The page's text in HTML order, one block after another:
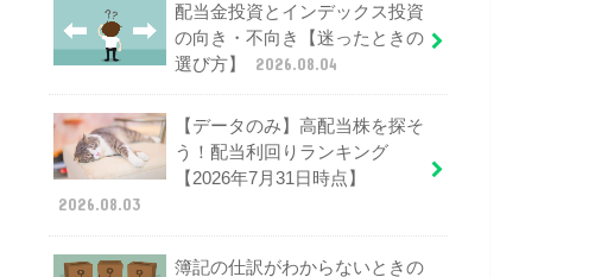
配当金投資とインデックス投資
の向き・不向き【迷ったときの
選び方】
2026.08.04
【データのみ】高配当株を探そ
う！配当利回りランキング
【2026年7月31日時点】
2026.08.03
簿記の仕訳がわからないときの